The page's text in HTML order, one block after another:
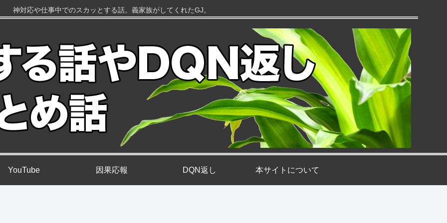
神対応や仕事中でのスカッとする話。義家族がしてくれたGJ。
YouTube 因果応報 DQN返し 本サイトについて